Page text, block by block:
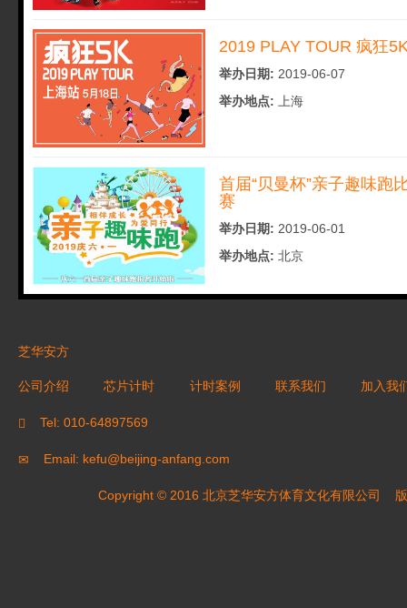
2019 PLAY TOUR 疯狂
举办日期: 2019-06-07
举办地点: 上海
首届“贝曼杯”亲子趣味跑
赛
举办日期: 2019-06-01
举办地点: 北京
芝华安方
公司介绍 芯片计时 计时案例 联系我们 加入我
Tel: 010-64897569
Email: kefu@beijing-anfang.com
Copyright © 2016 北京芝华安方体育文化有限公司